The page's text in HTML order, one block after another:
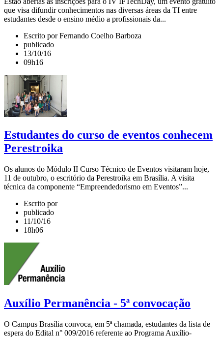
que visa difundir conhecimentos nas diversas áreas da TI entre
estudantes desde o ensino médio a profissionais da...
Escrito por Fernando Coelho Barboza
publicado
13/10/16
09h16
Estudantes do curso de eventos conhecem
Perestroika
Os alunos do Módulo II Curso Técnico de Eventos visitaram hoje,
11 de outubro, o escritório da Perestroika em Brasília. A visita
técnica da componente “Empreendedorismo em Eventos”...
Escrito por
publicado
11/10/16
18h06
Auxílio Permanência - 5ª convocação
O Campus Brasília convoca, em 5ª chamada, estudantes da lista de
espera do Edital n° 009/2016 referente ao Programa Auxílio-